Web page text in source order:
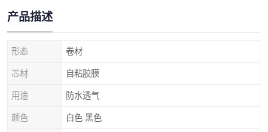
产品描述
形态 卷材
芯材 自粘胶膜
用途 防水透气
颜色 白色 黑色